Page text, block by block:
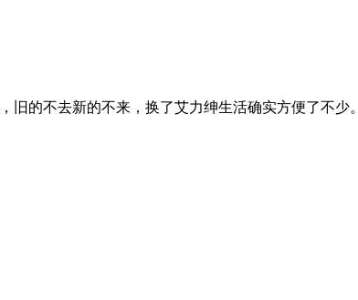
的不去新的不来，换了艾力绅生活确实方便了不少。